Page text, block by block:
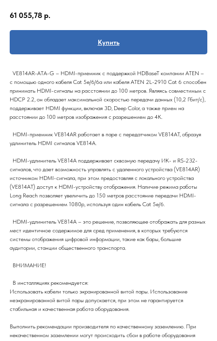
61 055,78 р.
Купить
VE814AR-ATA-G – HDMI-приемник с поддержкой HDBaseT компании ATEN –
с помощью одного кабеля Cat 5e/6/6a или кабеля ATEN 2L-2910 Cat 6 способен
принимать HDMI-сигналы на расстоянии до 100 метров. Являясь совместимым с
HDCP 2.2, он обладает максимальной скоростью передачи данных (10,2 Гбит/с),
поддерживает HDMI функции, включая 3D, Deep Color, а также прием на
расстоянии до 100 метров изображения с разрешением до 4K.
HDMI-приемник VE814AR работает в паре с передатчиком VE814AT, образуя
удлинитель HDMI сигналов VE814A.
HDMI-удлинитель VE814A поддерживает сквозную передачу ИК- и RS-232-
сигналов, что дает возможность управлять с удаленного устройства (VE814AR)
источником HDMI-сигнала, при этом предоставляя с локального устройства
(VE814AT) доступ к HDMI-устройству отображения. Наличие режима работы
Long Reach позволяет увеличить до 150 метров расстояние передачи HDMI-
сигнала с разрешением 1080p, используя один кабель Cat 5e/6.
HDMI-удлинитель VE814A – это решение, позволяющее отображать для разных
мест идентичное содержимое для сред применения, в которых требуются
системы отображения цифровой информации, такие как бары, большие
аудитории, станции общественного транспорта.
ВНИМАНИЕ!
В инсталляциях рекомендуется:
Использовать кабели только экранированной витой пары. Использование
неэкранированной витой пары допускается, при этом не гарантируется
стабильная и качественная работа оборудования.
Выполнить рекомендации производителя по качественному заземлению. При
некачественном заземлении могут происходить сбои в работе оборудования